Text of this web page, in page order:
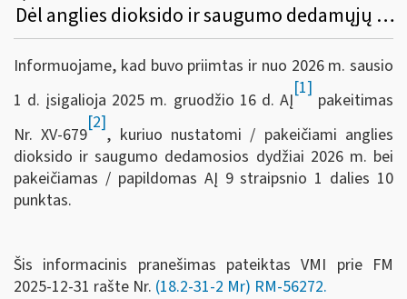
Dėl anglies dioksido ir saugumo dedamųjų dydžių patikslinimo / nustatymo 2026 m.
Informuojame, kad buvo priimtas ir nuo 2026 m. sausio
1 d. įsigalioja 2025 m. gruodžio 16 d. AĮ
[1]
pakeitimas
Nr. XV-679
[2]
, kuriuo nustatomi / pakeičiami anglies
dioksido ir saugumo dedamosios dydžiai 2026 m. bei
pakeičiamas / papildomas AĮ 9 straipsnio 1 dalies 10
punktas.
Šis informacinis pranešimas pateiktas VMI prie FM
2025-12-31 rašte Nr. (18.2-31-2 Mr) RM-56272.